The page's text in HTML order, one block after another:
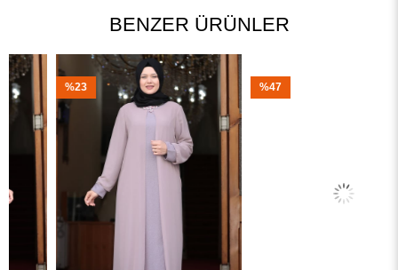
BENZER ÜRÜNLER
%23